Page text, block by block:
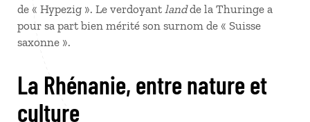
de « Hypezig ». Le verdoyant landde la Thuringe a
pour sa part bien mérité son surnom de « Suisse
saxonne ».
La Rhénanie, entre nature et
culture